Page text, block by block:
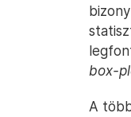
box-
A